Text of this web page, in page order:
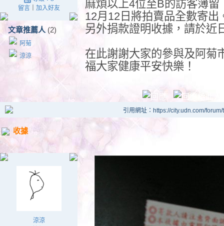
留言｜ 加入好友
文章推薦人 (2)
阿菊
涼涼
麻煩以上4位至B的訪客簿
12月12日將拍賣品全數寄出
另外捐款證明收據，請於近
在此謝謝大家的參與及阿菊
福大家健康平安快樂！
引用網址：https://city.udn.com/
收據
涼涼